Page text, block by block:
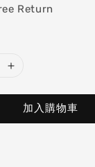
Return
加入購物車